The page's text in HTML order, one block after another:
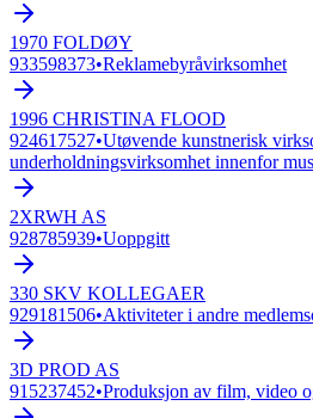
1970 FOLDØY
933598373•Reklamebyråvirksomhet
1996 CHRISTINA FLOOD
924617527•Utøvende kunstnerisk
underholdningsvirksomhet innenfor
2XRWH AS
928785939•Uoppgitt
330 SKV KOLLEGAER
929181506•Aktiviteter i andre
3D PROD AS
915237452•Produksjon av film, video